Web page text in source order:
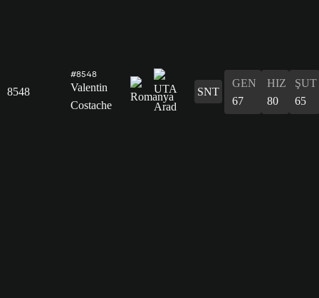
8548
#8548
Valentin
Costache
SNT
GEN
67
HIZ
80
ŞUT
65